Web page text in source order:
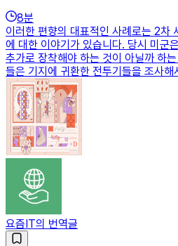
8분
이러한 편향의 대표적인 사례로는 2차
에 대한 이야기가 있습니다. 당시 미군
추가로 장착해야 하는 것이 아닐까 하
들은 기지에 귀환한 전투기들을 조사해
요즘IT의 번역글